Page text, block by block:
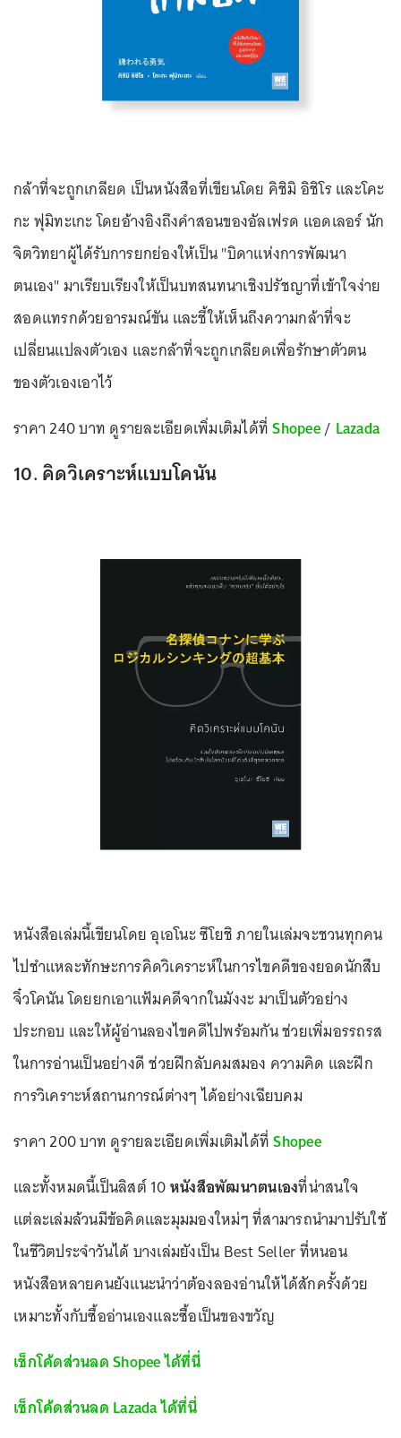
กล้าที่จะถูกเกลียด เป็นหนังสือที่เขียนโดย คิชิมิ อิชิโร และโคะ
กะ ฟุมิทะเกะ โดยอ้างอิงถึงคำสอนของอัลเฟรด แอดเลอร์ นัก
จิตวิทยาผู้ได้รับการยกย่องให้เป็น "บิดาแห่งการพัฒนา
ตนเอง" มาเรียบเรียงให้เป็นบทสนทนาเชิงปรัชญาที่เข้าใจง่าย
สอดแทรกด้วยอารมณ์ขัน และชี้ให้เห็นถึงความกล้าที่จะ
เปลี่ยนแปลงตัวเอง และกล้าที่จะถูกเกลียดเพื่อรักษาตัวตน
ของตัวเองเอาไว้
ราคา 240 บาท ดูรายละเอียดเพิ่มเติมได้ที่Shopee/ Lazada
10. คิดวิเคราะห์แบบโคนัน
หนังสือเล่มนี้เขียนโดย อุเอโนะ ซึโยชิ ภายในเล่มจะชวนทุกคน
ไปชำแหละทักษะการคิดวิเคราะห์ในการไขคดีของยอดนักสืบ
จิ๋วโคนัน โดยยกเอาแฟ้มคดีจากในมังงะ มาเป็นตัวอย่าง
ประกอบ และให้ผู้อ่านลองไขคดีไปพร้อมกัน ช่วยเพิ่มอรรถรส
ในการอ่านเป็นอย่างดี ช่วยฝึกลับคมสมอง ความคิด และฝึก
การวิเคราะห์สถานการณ์ต่างๆ ได้อย่างเฉียบคม
ราคา 200 บาท ดูรายละเอียดเพิ่มเติมได้ที่Shopee
และทั้งหมดนี้เป็นลิสต์ 10หนังสือพัฒนาตนเองที่น่าสนใจ
แต่ละเล่มล้วนมีข้อคิดและมุมมองใหม่ๆ ที่สามารถนำมาปรับใช้
ในชีวิตประจำวันได้ บางเล่มยังเป็น Best Seller ที่หนอน
หนังสือหลายคนยังแนะนำว่าต้องลองอ่านให้ได้สักครั้งด้วย
เหมาะทั้งกับซื้ออ่านเองและซื้อเป็นของขวัญ
เช็กโค้ดส่วนลด Shopee ได้ที่นี่
เช็กโค้ดส่วนลด Lazada ได้ที่นี่